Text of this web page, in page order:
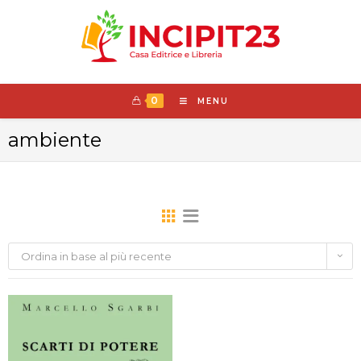
0 MENU
ambiente
Ordina in base al più recente